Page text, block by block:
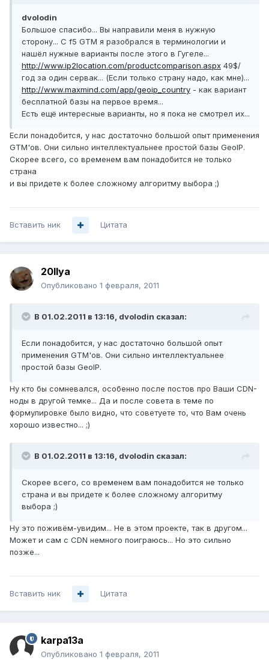
dvolodin
Большое спасибо... Вы направили меня в нужную
сторону... С f5 GTM я разобрался в терминологии и
нашёл нужные варианты после этого в Гугеле...
http://www.ip2location.com/productcomparison.aspx 49$/
год за один сервак... (Если только страну надо, как мне)...
http://www.maxmind.com/app/geoip_country - как вариант
бесплатной базы на первое время...
Есть ещё интересные варианты, но я пока не смотрел их...
Если понадобится, у нас достаточно большой опыт применения
GTM'ов. Они сильно интеллектуальнее простой базы GeoIP.
Скорее всего, со временем вам понадобится не только
страна
и вы придете к более сложному алгоритму выбора ;)
Вставить ник Цитата
20Ilya
Опубликовано 1 февраля, 2011
В 01.02.2011 в 13:16, dvolodin сказал:
Если понадобится, у нас достаточно большой опыт
применения GTM'ов. Они сильно интеллектуальнее
простой базы GeoIP.
Ну кто бы сомневался, особенно после постов про Ваши CDN-
ноды в другой темке... Да и после совета в теме по
формулировке было видно, что советуете то, что Вам очень
хорошо известно... ;)
В 01.02.2011 в 13:16, dvolodin сказал:
Скорее всего, со временем вам понадобится не только
страна и вы придете к более сложному алгоритму
выбора ;)
Ну это поживём-увидим... Не в этом проекте, так в другом...
Может и сам с CDN немного поиграюсь... Но это сильно
позже...
Вставить ник Цитата
karpa13a
Опубликовано 1 февраля, 2011